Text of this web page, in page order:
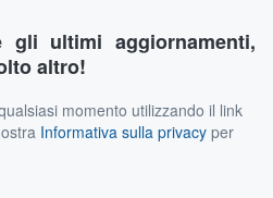
gli ultimi aggiornamenti,
altro!
momento utilizzando il link
Informativa sulla privacy per